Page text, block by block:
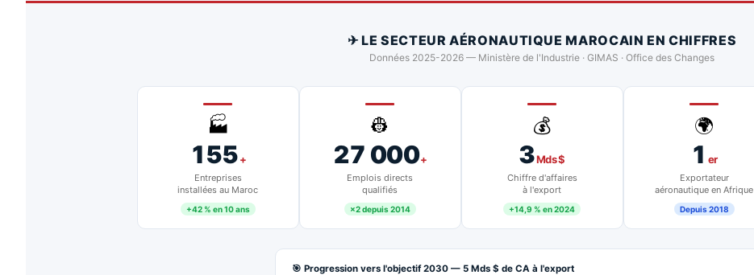
✈ LE SECTEUR AÉRONAUTIQUE MAROCAIN EN CHIFFRES
Données 2025-2026 — Ministère de l'Industrie · GIMAS · Office des Changes
🏭
155+
Entreprises
installées au Maroc
+42 % en 10 ans
👷
27 000+
Emplois directs
qualifiés
×2 depuis 2014
💰
3Mds $
Chiffre d'affaires
à l'export
+14,9 % en 2024
🌍
1 er
Exportateur
aéronautique en Afrique
Depuis 2018
🎯 Progression vers l'objectif 2030 — 5 Mds $ de CA à l'export